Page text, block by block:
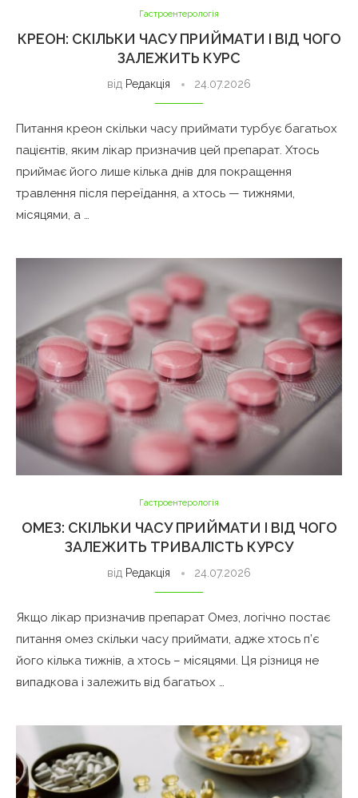
Гастроентерологія
КРЕОН: СКІЛЬКИ ЧАСУ ПРИЙМАТИ І ВІД ЧОГО
ЗАЛЕЖИТЬ КУРС
від Редакція 24.07.2026
Питання креон скільки часу приймати турбує багатьох
пацієнтів, яким лікар призначив цей препарат. Хтось
приймає його лише кілька днів для покращення
травлення після переїдання, а хтось — тижнями,
місяцями, а …
Гастроентерологія
ОМЕЗ: СКІЛЬКИ ЧАСУ ПРИЙМАТИ І ВІД ЧОГО
ЗАЛЕЖИТЬ ТРИВАЛІСТЬ КУРСУ
від Редакція 24.07.2026
Якщо лікар призначив препарат Омез, логічно постає
питання омез скільки часу приймати, адже хтось п’є
його кілька тижнів, а хтось – місяцями. Ця різниця не
випадкова і залежить від багатьох …